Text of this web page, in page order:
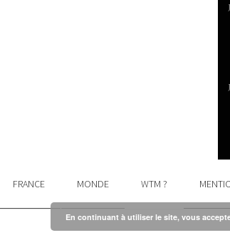
FRANCE MONDE WTM ?
En continuant à utiliser le site, vous